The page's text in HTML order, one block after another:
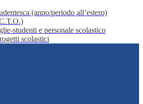
(anno/periodo all’estero)
studenti e personale scolastico
scolastici